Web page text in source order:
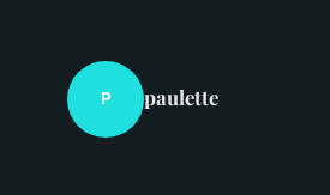
P paulette